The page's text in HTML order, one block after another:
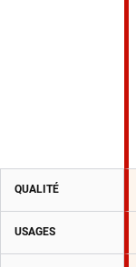
QUALITÉ
USAGES